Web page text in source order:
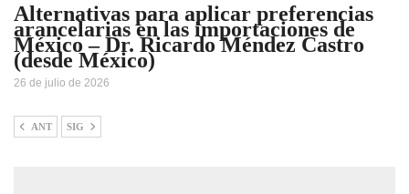
Alternativas para aplicar preferencias
arancelarias en las importaciones de
México – Dr. Ricardo Méndez Castro
(desde México)
26 de julio de 2026
ANT SIG